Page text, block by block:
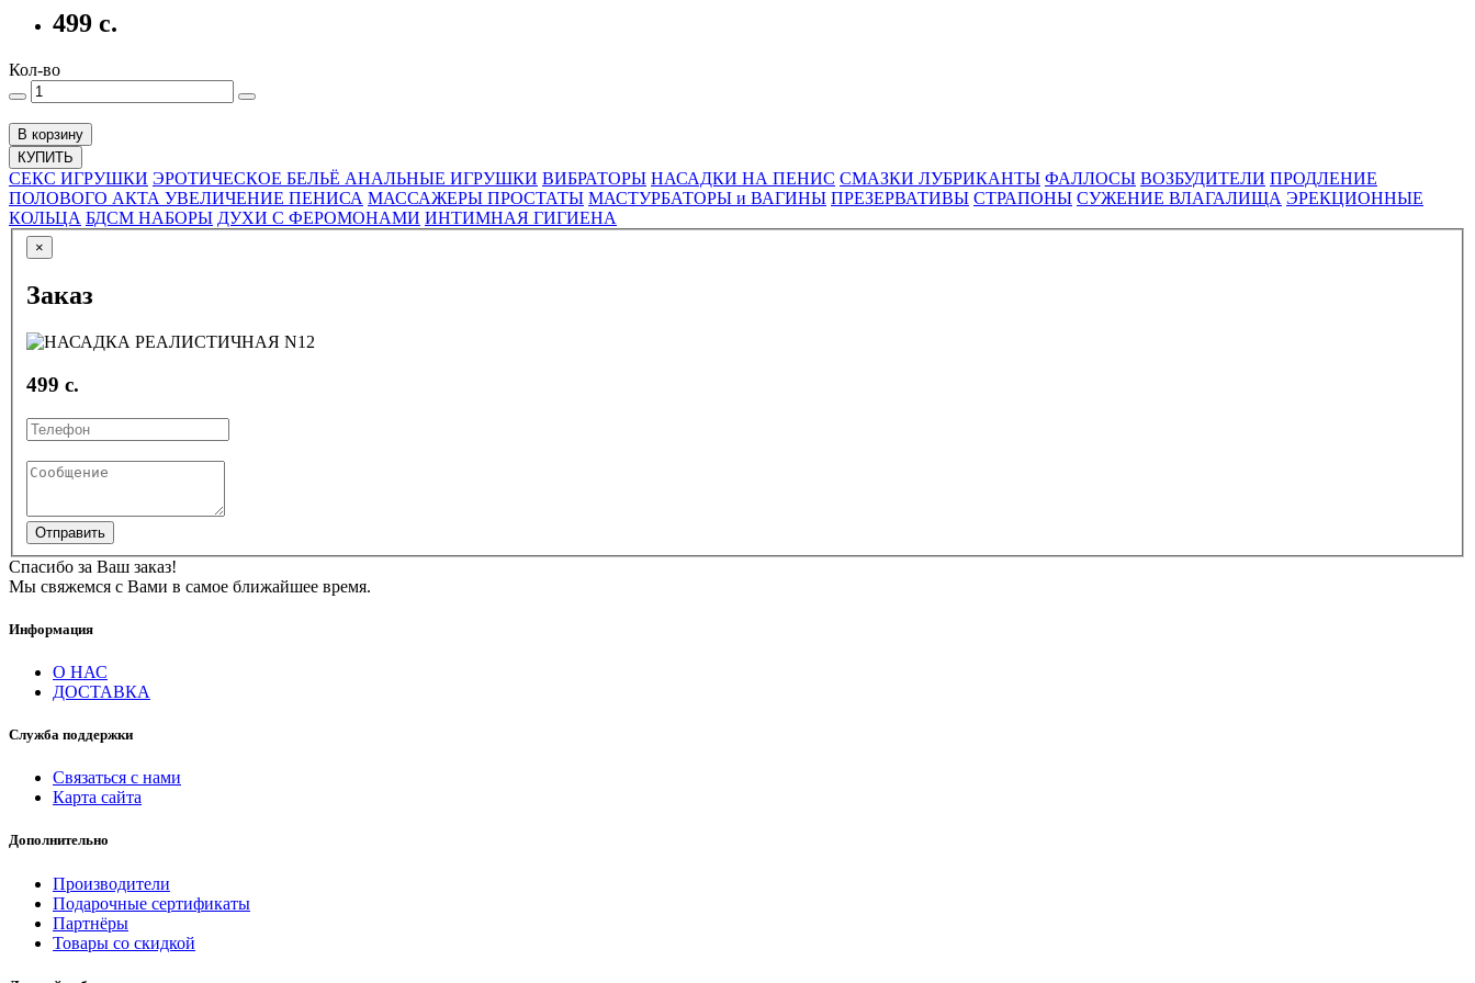
499 с.
Кол-во
В корзину
КУПИТЬ
СЕКС ИГРУШКИ ЭРОТИЧЕСКОЕ БЕЛЬЁ АНАЛЬНЫЕ ИГРУШКИ ВИБРАТОРЫ НАСАДКИ НА ПЕНИС СМАЗКИ ЛУБРИКАНТЫ ФАЛЛОСЫ ВОЗБУДИТЕЛИ ПРОДЛЕНИЕ
ПОЛОВОГО АКТА УВЕЛИЧЕНИЕ ПЕНИСА МАССАЖЕРЫ ПРОСТАТЫ МАСТУРБАТОРЫ и ВАГИНЫ ПРЕЗЕРВАТИВЫ СТРАПОНЫ СУЖЕНИЕ ВЛАГАЛИЩА ЭРЕКЦИОННЫЕ
КОЛЬЦА БДСМ НАБОРЫ ДУХИ С ФЕРОМОНАМИ ИНТИМНАЯ ГИГИЕНА
×
Заказ
499 с.
Отправить
Спасибо за Ваш заказ!
Мы свяжемся с Вами в самое ближайшее время.
Информация
О НАС
ДОСТАВКА
Служба поддержки
Связаться с нами
Карта сайта
Дополнительно
Производители
Подарочные сертификаты
Партнёры
Товары со скидкой